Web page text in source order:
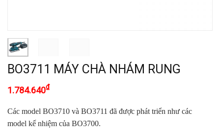
BO3711 MÁY CHÀ NHÁM RUNG
1.784.640₫
Các model BO3710 và BO3711 đã được phát triển như các
model kế nhiệm của BO3700.